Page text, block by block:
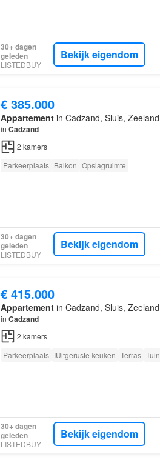
30+ dagen
geleden
LISTEDBUY
Bekijk eigendom
€ 385.000
Appartementin Cadzand, Sluis, Zeeland
in Cadzand
2 kamers
Parkeerplaats Balkon Opslagruimte
30+ dagen
geleden
LISTEDBUY
Bekijk eigendom
€ 415.000
Appartementin Cadzand, Sluis, Zeeland
in Cadzand
2 kamers
Parkeerplaats IUitgeruste keuken Terras Tuin
30+ dagen
geleden
LISTEDBUY
Bekijk eigendom